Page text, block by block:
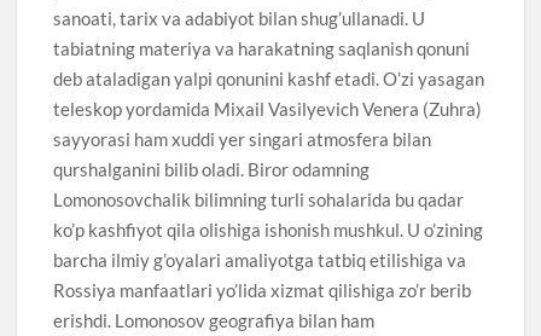
sanoati, tarix va adabiyot bilan shug’ullanadi. U
tabiatning materiya va harakatning saqlanish qonuni
deb ataladigan yalpi qonunini kashf etadi. O’zi yasagan
teleskop yordamida Mixail Vasilyevich Venera (Zuhra)
sayyorasi ham xuddi yer singari atmosfera bilan
qurshalganini bilib oladi. Biror odamning
Lomonosovchalik bilimning turli sohalarida bu qadar
ko’p kashfiyot qila olishiga ishonish mushkul. U o’zining
barcha ilmiy g’oyalari amaliyotga tatbiq etilishiga va
Rossiya manfaatlari yo’lida xizmat qilishiga zo’r berib
erishdi. Lomonosov geografiya bilan ham